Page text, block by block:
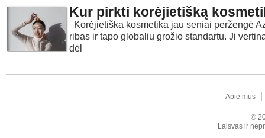
Kur pirkti korėjietišką
Korėjietiška kosmetika jau seniai peržengė
ribas ir tapo globaliu grožio standartu. Ji
dėl
Apie mus
©
Laisvas ir